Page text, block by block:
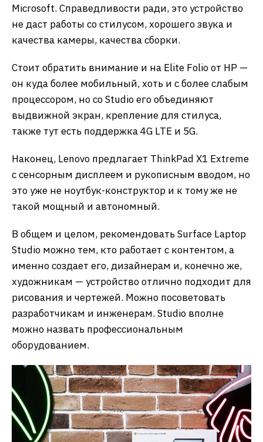
Microsoft. Справедливости ради, это устройство
не даст работы со стилусом, хорошего звука и
качества камеры, качества сборки.
Стоит обратить внимание и на Elite Folio от HP —
он куда более мобильный, хоть и с более слабым
процессором, но со Studio его объединяют
выдвижной экран, крепление для стилуса,
также тут есть поддержка 4G LTE и 5G.
Наконец, Lenovo предлагает ThinkPad X1 Extreme
с сенсорным дисплеем и рукописным вводом, но
это уже не ноутбук-конструктор и к тому же не
такой мощный и автономный.
В общем и целом, рекомендовать Surface Laptop
Studio можно тем, кто работает с контентом, а
именно создает его, дизайнерам и, конечно же,
художникам — устройство отлично подходит для
рисования и чертежей. Можно посоветовать
разработчикам и инженерам. Studio вполне
можно назвать профессиональным
оборудованием.